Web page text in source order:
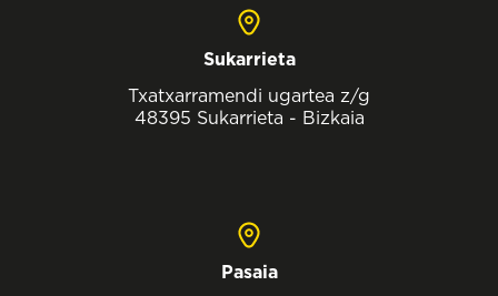
Sukarrieta
Txatxarramendi ugartea z/g
48395 Sukarrieta - Bizkaia
Pasaia